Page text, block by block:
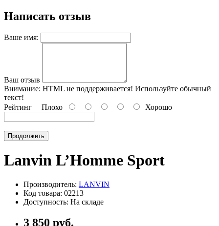
Написать отзыв
Ваше имя:
Ваш отзыв
Внимание: HTML не поддерживается! Используйте обычный
текст!
Рейтинг Плохо Хорошо
Продолжить
Lanvin L’Homme Sport
Производитель: LANVIN
Код товара: 02213
Доступность: На складе
3 850 руб.